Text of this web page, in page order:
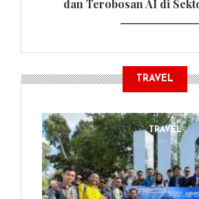
dan Terobosan AI di
TRAVEL
TRAVEL